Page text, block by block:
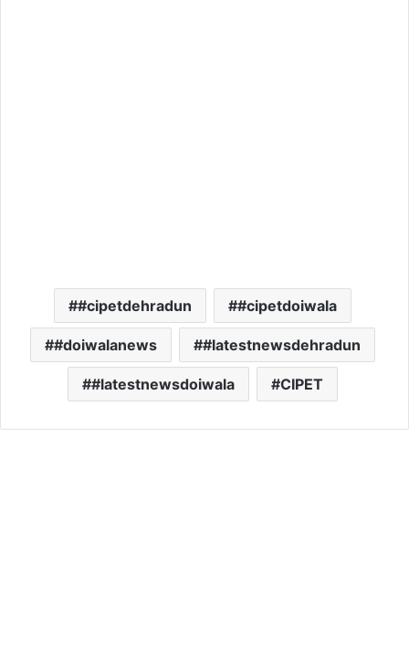
#cipetdehradun #cipetdoiwala
#doiwalanews #latestnewsdehradun
#latestnewsdoiwala CIPET